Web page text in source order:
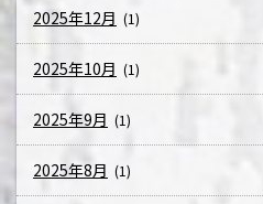
2025年12月 (1)
2025年10月 (1)
2025年9月 (1)
2025年8月 (1)